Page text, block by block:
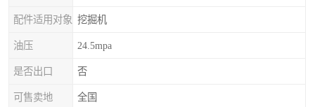
配件适用对象 挖掘机
油压 24.5mpa
是否出口 否
可售卖地 全国